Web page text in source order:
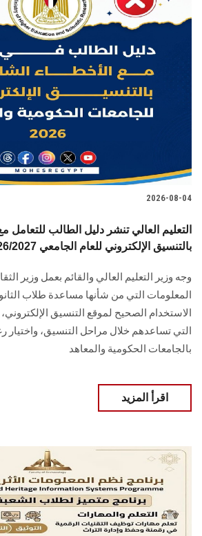
2026-08-04
التعليم العالي تنشر دليل الطالب للتعامل
بالتنسيق الإلكتروني للعام الجامعي 2026/2027
وجه وزير التعليم العالي والقائم بعمل وزير
المعلومات التي من شأنها مساعدة طلاب
الاستخدام الصحيح لموقع التنسيق الإلكتروني،
التي تساعدهم خلال مراحل التنسيق، واختيار
بالجامعات الحكومية والمعاهد
اقرأ المزيد